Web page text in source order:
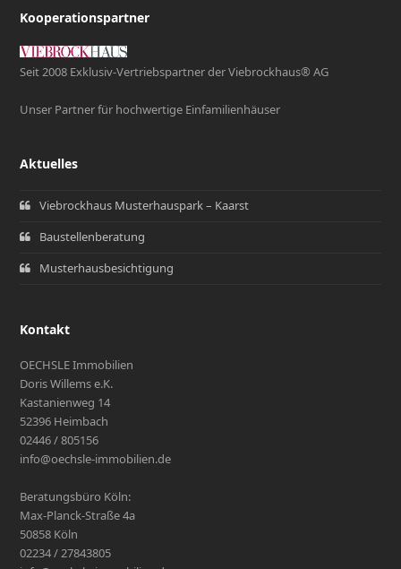
Kooperationspartner
Seit 2008 Exklusiv-Vertriebspartner der Viebrockhaus® AG
Unser Partner für hochwertige Einfamilienhäuser
Aktuelles
Viebrockhaus Musterhauspark – Kaarst
Baustellenberatung
Musterhausbesichtigung
Kontakt
OECHSLE Immobilien
Doris Willems e.K.
Kastanienweg 14
52396 Heimbach
02446 / 805156
info@oechsle-immobilien.de
Beratungsbüro Köln:
Max-Planck-Straße 4a
50858 Köln
02234 / 27843805